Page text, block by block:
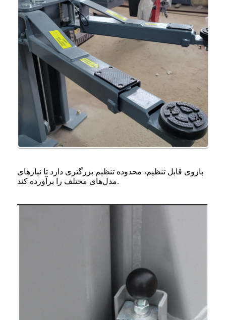
بازوی قابل تنظیم، محدوده تنظیم بزرگتری دارد تا نیازهای
مدل‌های مختلف را برآورده کند.